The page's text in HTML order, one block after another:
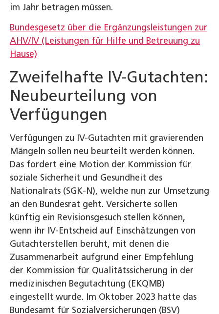
im Jahr betragen müssen.
Bundesgesetz über die Ergänzungsleistungen zur
AHV/IV (Leistungen für Hilfe und Betreuung zu
Hause)
Zweifelhafte IV-Gutachten:
Neubeurteilung von
Verfügungen
Verfügungen zu IV-Gutachten mit gravierenden
Mängeln sollen neu beurteilt werden können.
Das fordert eine Motion der Kommission für
soziale Sicherheit und Gesundheit des
Nationalrats (SGK-N), welche nun zur Umsetzung
an den Bundesrat geht. Versicherte sollen
künftig ein Revisionsgesuch stellen können,
wenn ihr IV-Entscheid auf Einschätzungen von
Gutachterstellen beruht, mit denen die
Zusammenarbeit aufgrund einer Empfehlung
der Kommission für Qualitätssicherung in der
medizinischen Begutachtung (EKQMB)
eingestellt wurde. Im Oktober 2023 hatte das
Bundesamt für Sozialversicherungen (BSV)